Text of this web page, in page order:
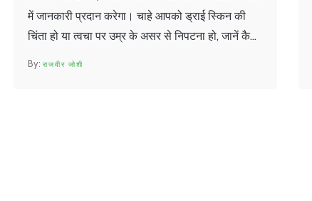
में जानकारी प्रदान करेगा। चाहे आपको ड्राई स्किन की
चिंता हो या त्वचा पर उम्र के असर से निपटना हो, जानें कैसे
राजवीर जोशी